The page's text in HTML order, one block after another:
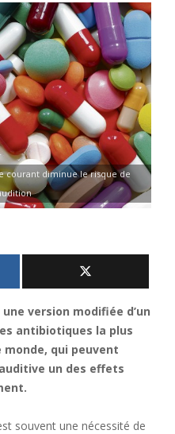
courant diminue le risque de
version modifiée d’un
antibiotiques la plus
qui peuvent
un des effets
souvent une nécessité de